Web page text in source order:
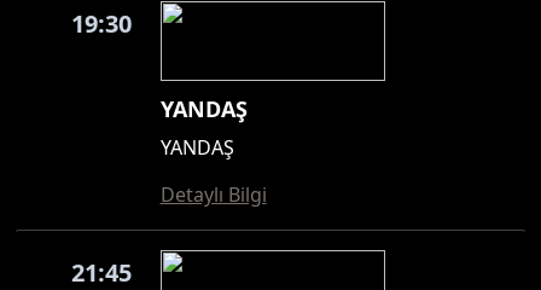
19:30
YANDAŞ
YANDAŞ
Detaylı Bilgi
21:45